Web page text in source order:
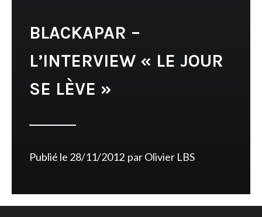
BLACKAPAR –
L’INTERVIEW « LE JOUR
SE LÈVE »
Publié le 28/11/2012 parOlivier LBS